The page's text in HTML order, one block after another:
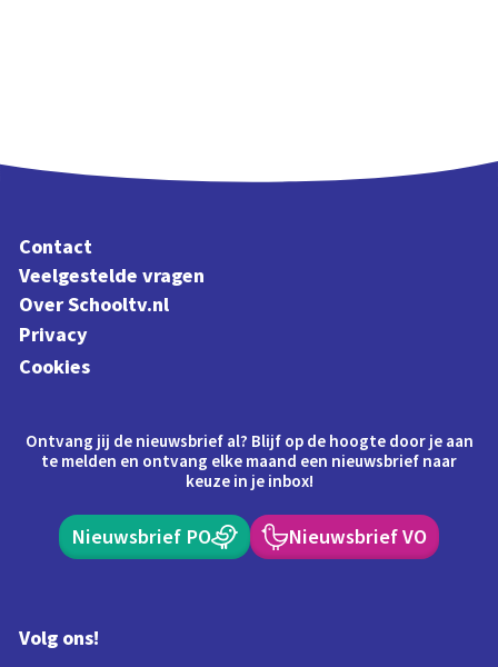
Contact
Veelgestelde vragen
Over Schooltv.nl
Privacy
Cookies
Ontvang jij de nieuwsbrief al? Blijf op de hoogte door je aan
te melden en ontvang elke maand een nieuwsbrief naar
keuze in je inbox!
Nieuwsbrief PO Nieuwsbrief VO
Volg ons!